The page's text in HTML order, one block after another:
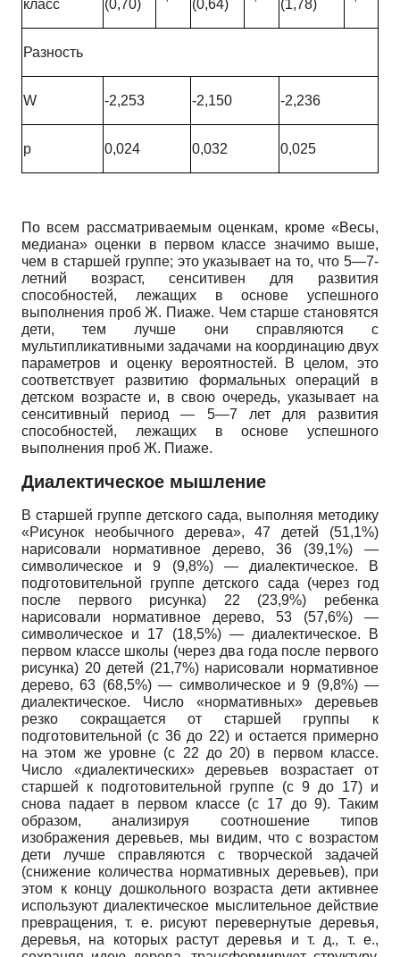
класс
(0,70)
(0,64)
(1,78)
Разность
W -2,253 -2,150 -2,236
p 0,024 0,032 0,025
По всем рассматриваемым оценкам, кроме «Весы,
медиана» оценки в первом классе значимо выше,
чем в старшей группе; это указывает на то, что 5—7-
летний возраст, сенситивен для развития
способностей, лежащих в основе успешного
выполнения проб Ж. Пиаже. Чем старше становятся
дети, тем лучше они справляются с
мультипликативными задачами на координацию двух
параметров и оценку вероятностей. В целом, это
соответствует развитию формальных операций в
детском возрасте и, в свою очередь, указывает на
сенситивный период — 5—7 лет для развития
способностей, лежащих в основе успешного
выполнения проб Ж. Пиаже.
Диалектическое мышление
В старшей группе детского сада, выполняя методику
«Рисунок необычного дерева», 47 детей (51,1%)
нарисовали нормативное дерево, 36 (39,1%) —
символическое и 9 (9,8%) — диалектическое. В
подготовительной группе детского сада (через год
после первого рисунка) 22 (23,9%) ребенка
нарисовали нормативное дерево, 53 (57,6%) —
символическое и 17 (18,5%) — диалектическое. В
первом классе школы (через два года после первого
рисунка) 20 детей (21,7%) нарисовали нормативное
дерево, 63 (68,5%) — символическое и 9 (9,8%) —
диалектическое. Число «нормативных» деревьев
резко сокращается от старшей группы к
подготовительной (с 36 до 22) и остается примерно
на этом же уровне (с 22 до 20) в первом классе.
Число «диалектических» деревьев возрастает от
старшей к подготовительной группе (с 9 до 17) и
снова падает в первом классе (с 17 до 9). Таким
образом, анализируя соотношение типов
изображения деревьев, мы видим, что с возрастом
дети лучше справляются с творческой задачей
(снижение количества нормативных деревьев), при
этом к концу дошкольного возраста дети активнее
используют диалектическое мыслительное действие
превращения, т. е. рисуют перевернутые деревья,
деревья, на которых растут деревья и т. д., т. е.,